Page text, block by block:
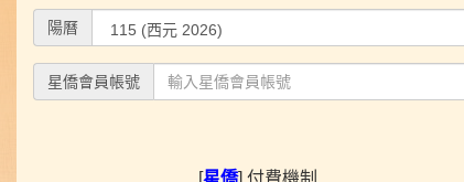
陽曆
星僑會員帳號
[星僑] 付費機制